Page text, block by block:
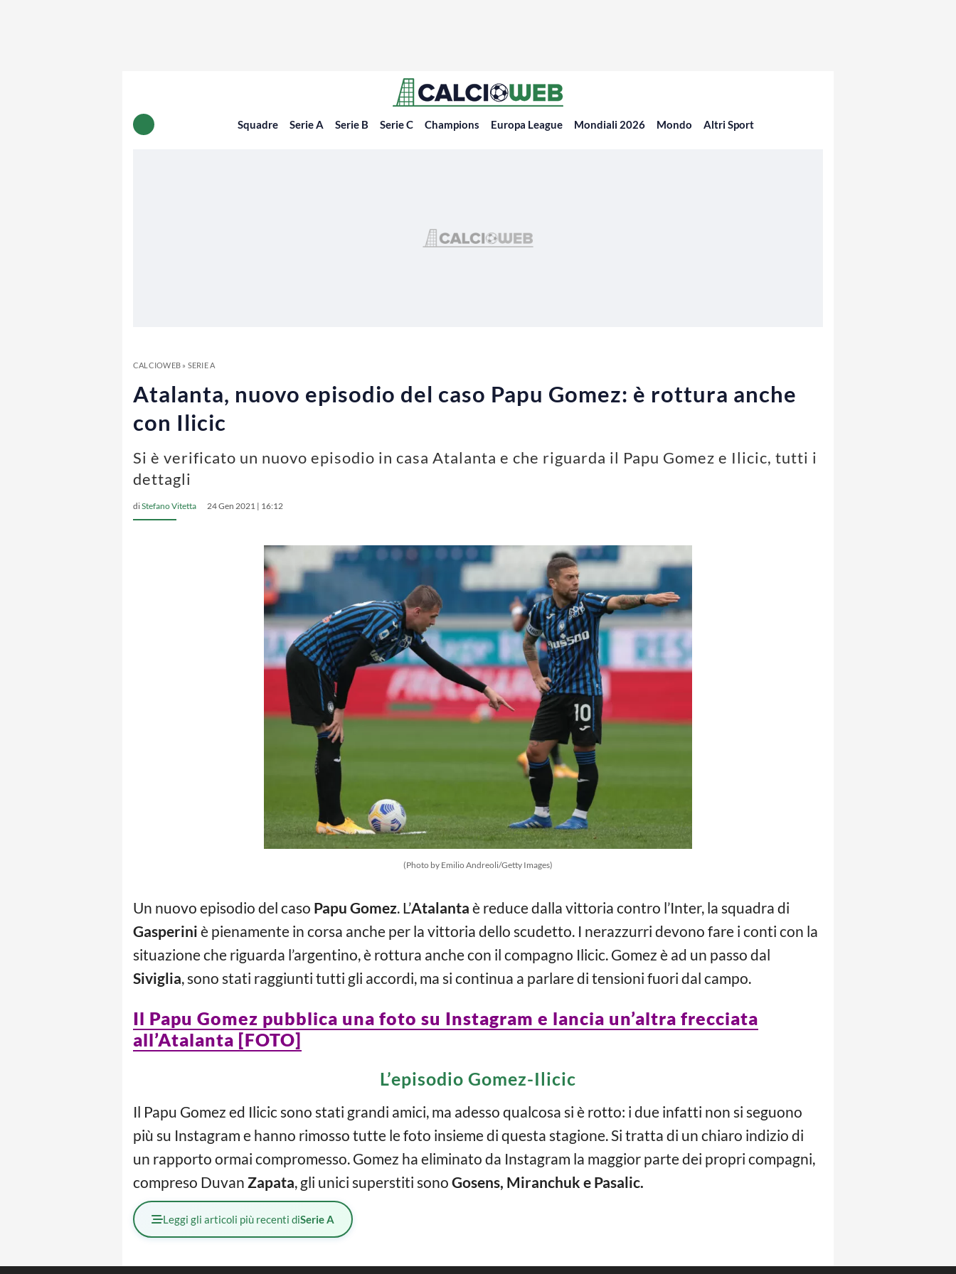
Squadre Serie A Serie B Serie C Champions Europa League Mondiali 2026 Mondo Altri Sport
CALCIOWEB» SERIE A
Atalanta, nuovo episodio del caso Papu Gomez: è rottura anche
con Ilicic
Si è verificato un nuovo episodio in casa Atalanta e che riguarda il Papu Gomez e Ilicic, tutti i
dettagli
diStefano Vitetta 24 Gen 2021 | 16:12
(Photo by Emilio Andreoli/Getty Images)
Un nuovo episodio del caso Papu Gomez. L’Atalanta è reduce dalla vittoria contro l’Inter, la squadra di
Gasperini è pienamente in corsa anche per la vittoria dello scudetto. I nerazzurri devono fare i conti con la
situazione che riguarda l’argentino, è rottura anche con il compagno Ilicic. Gomez è ad un passo dal
Siviglia, sono stati raggiunti tutti gli accordi, ma si continua a parlare di tensioni fuori dal campo.
Il Papu Gomez pubblica una foto su Instagram e lancia un’altra frecciata
all’Atalanta [FOTO]
L’episodio Gomez-Ilicic
Il Papu Gomez ed Ilicic sono stati grandi amici, ma adesso qualcosa si è rotto: i due infatti non si seguono
più su Instagram e hanno rimosso tutte le foto insieme di questa stagione. Si tratta di un chiaro indizio di
un rapporto ormai compromesso. Gomez ha eliminato da Instagram la maggior parte dei propri compagni,
compreso Duvan Zapata, gli unici superstiti sono Gosens, Miranchuk e Pasalic.
Leggi gli articoli più recenti diSerie A